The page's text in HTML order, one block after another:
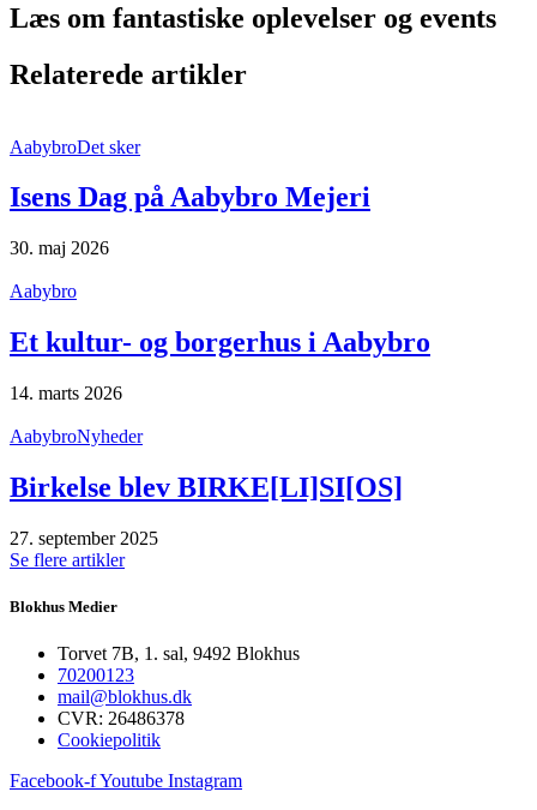
Læs om fantastiske oplevelser og events
Relaterede artikler
AabybroDet sker
Isens Dag på Aabybro Mejeri
30. maj 2026
Aabybro
Et kultur- og borgerhus i Aabybro
14. marts 2026
AabybroNyheder
Birkelse blev BIRKE[LI]SI[OS]
27. september 2025
Se flere artikler
Blokhus Medier
Torvet 7B, 1. sal, 9492 Blokhus
70200123
mail@blokhus.dk
CVR: 26486378
Cookiepolitik
Facebook-fYoutube Instagram